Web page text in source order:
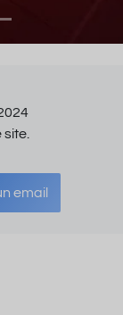
site.
email